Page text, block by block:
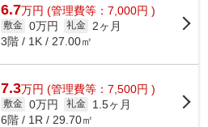
6.7万円 (管理費等：7,000円 )
敷金 0万円 礼金
2ヶ月
3階 / 1K / 27.00㎡
7.3万円 (管理費等：7,500円 )
敷金 0万円 礼金
1.5ヶ月
6階 / 1R / 29.70㎡